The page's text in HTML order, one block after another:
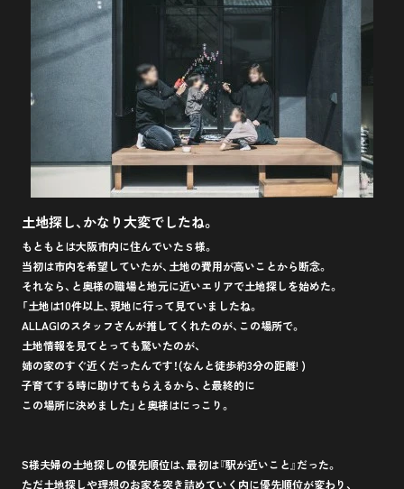
土地探し、かなり大変でしたね。
もともとは大阪市内に住んでいたＳ様。
当初は市内を希望していたが、土地の費用が高いことから断念。
それなら、と奥様の職場と地元に近いエリアで土地探しを始めた。
「土地は10件以上、現地に行って見ていましたね。
ALLAGIのスタッフさんが推してくれたのが、この場所で。
土地情報を見てとっても驚いたのが、
姉の家のすぐ近くだったんです！(なんと徒歩約3分の距離! )
子育てする時に助けてもらえるから、と最終的に
この場所に決めました」と奥様はにっこり。
S様夫婦の土地探しの優先順位は、最初は『駅が近いこと』だった。
ただ土地探しや理想のお家を突き詰めていく内に優先順位が変わり、